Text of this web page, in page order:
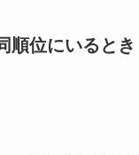
順位にいるとき